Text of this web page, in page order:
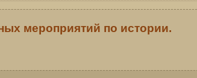
мероприятий по истории.